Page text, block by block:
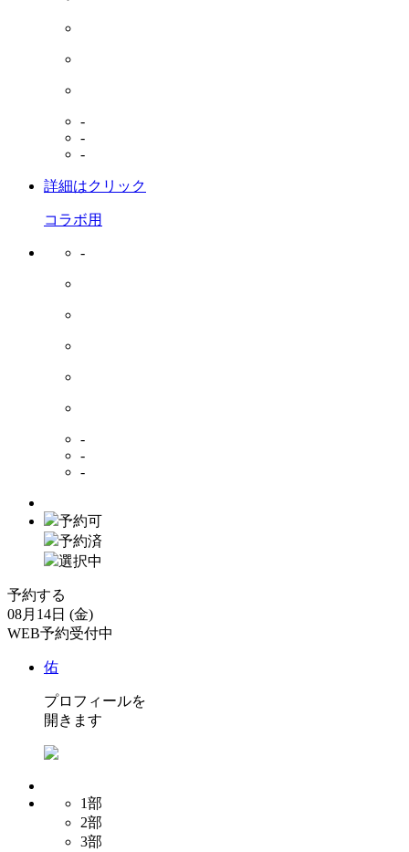
-
-
-
詳細はクリック
コラボ用
-
-
-
-
予約可
予約済
選択中
予約する
08月14日 (金)
WEB予約受付中
佑
プロフィールを
開きます
1部
2部
3部